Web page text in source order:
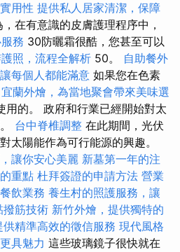
用性 提供私人居家清潔，保障
在有意識的皮膚護理程序中，
務 30防曬霜很酷，您甚至可以
照，流程全解析 50。 自助餐外
每個人都能滿意 如果您在色素
宜蘭外燴，為當地聚會帶來美味選
用的。 政府和行業已經開始對太
台中脊椎調整 在此期間，光伏
太陽能作為可行能源的興趣。
讓你安心美麗 新墓第一年的注
重點 杜拜簽證的申請方法 營業
飲業務 養生村的照護服務，讓
撥筋技術 新竹外燴，提供獨特的
精準高效的徵信服務 現代風格
具魅力 這些玻璃鏡子很快就在